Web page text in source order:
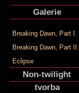
Galerie
Breaking Dawn, Part I.
Breaking Dawn, Part II.
Eclipse
Non-twilight
tvorba